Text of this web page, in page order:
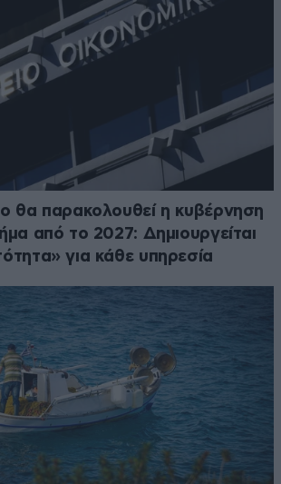
θα παρακολουθεί η κυβέρνηση
από το 2027: Δημιουργείται
για κάθε υπηρεσία